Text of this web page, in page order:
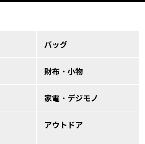
バッグ
財布・小物
家電・デジモノ
アウトドア